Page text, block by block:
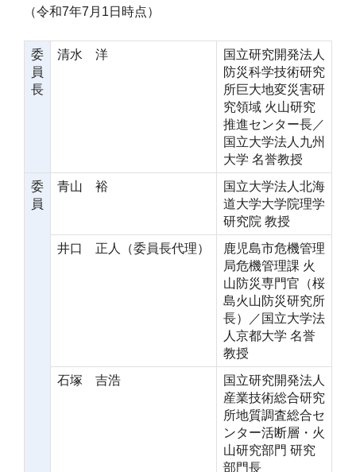
（令和7年7月1日時点）
委
員
長
清水 洋
国立研究開発法人
防災科学技術研究
所巨大地変災害研
究領域 火山研究
推進センター長／
国立大学法人九州
大学 名誉教授
委
員
青山 裕
国立大学法人北海
道大学大学院理学
研究院 教授
井口 正人（委員長代理）
鹿児島市危機管理
局危機管理課 火
山防災専門官（桜
島火山防災研究所
長）／国立大学法
人京都大学 名誉
教授
石塚 吉浩
国立研究開発法人
産業技術総合研究
所地質調査総合セ
ンター活断層・火
山研究部門 研究
部門長